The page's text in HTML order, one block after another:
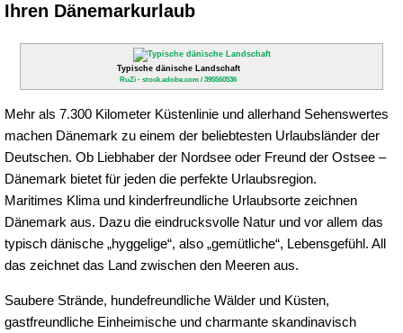
Ihren Dänemarkurlaub
Typische dänische Landschaft
RuZi - stock.adobe.com / 395560536
Mehr als 7.300 Kilometer Küstenlinie und allerhand Sehenswertes
machen Dänemark zu einem der beliebtesten Urlaubsländer der
Deutschen. Ob Liebhaber der Nordsee oder Freund der Ostsee –
Dänemark bietet für jeden die perfekte Urlaubsregion.
Maritimes Klima und kinderfreundliche Urlaubsorte zeichnen
Dänemark aus. Dazu die eindrucksvolle Natur und vor allem das
typisch dänische „hyggelige“, also „gemütliche“, Lebensgefühl. All
das zeichnet das Land zwischen den Meeren aus.
Saubere Strände, hundefreundliche Wälder und Küsten,
gastfreundliche Einheimische und charmante skandinavisch